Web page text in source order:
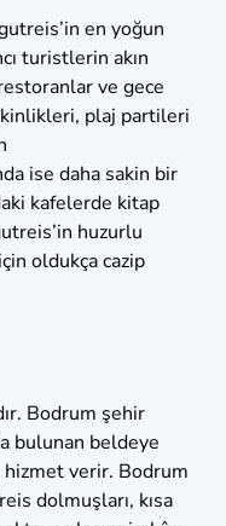
en yoğun
turistlerin akın
ve gece
plaj partileri
ise daha sakin bir
kafelerde kitap
huzurlu
oldukça cazip
Bodrum şehir
bulunan beldeye
verir. Bodrum
dolmuşları, kısa